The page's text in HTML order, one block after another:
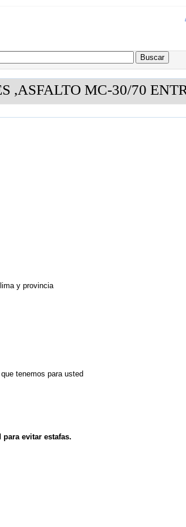
,ASFALTO MC-30/70
y provincia
tenemos para usted
evitar estafas.